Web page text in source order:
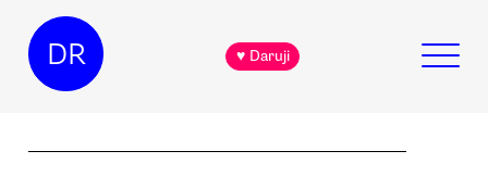
DR ♥ Daruji